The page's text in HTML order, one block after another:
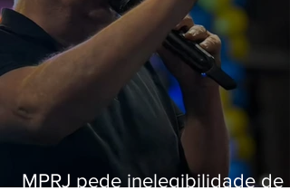
MPRJ pede inelegibilidade de